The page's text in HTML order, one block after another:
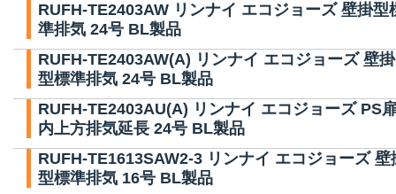
RUFH-TE2403AW リンナイ エコジョーズ 壁掛型
準排気 24号 BL製品
RUFH-TE2403AW(A) リンナイ エコジョーズ 壁掛
型標準排気 24号 BL製品
RUFH-TE2403AU(A) リンナイ エコジョーズ PS
内上方排気延長 24号 BL製品
RUFH-TE1613SAW2-3 リンナイ エコジョーズ 壁
型標準排気 16号 BL製品